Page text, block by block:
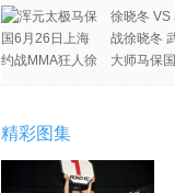
冬
徐晓冬 VS
战徐晓冬
大师马保
精彩图集